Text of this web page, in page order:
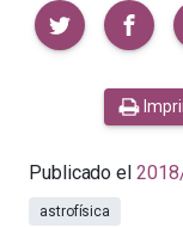
Compartir
Publicado el
astrofísica